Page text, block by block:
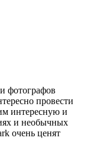
фотографов
провести
интересную и
и необычных
очень ценят